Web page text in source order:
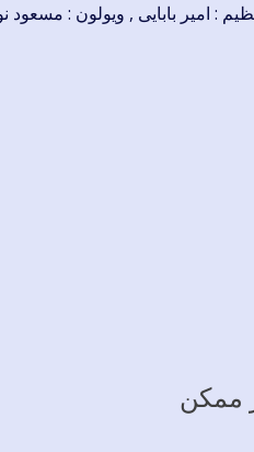
: امیر بابایی , ویولون : مسعود
ممکن